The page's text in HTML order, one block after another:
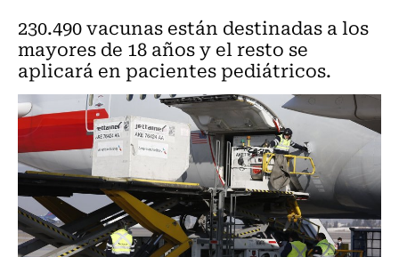
230.490 vacunas están destinadas a los
mayores de 18 años y el resto se
aplicará en pacientes pediátricos.